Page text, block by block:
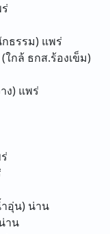
ธรรม) แพร่
กล้ ธกส.ร้องเข็ม)
ง) แพร่
อุ่น) น่าน
าน